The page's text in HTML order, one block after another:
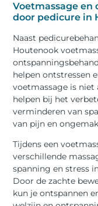
Voetmassage
door pedicure in
Naast
Houtenook
helpen ontstressen
voetmassage is niet
helpen bij het
verminderen van
van pijn en
Tijdens een
verschillende
spanning en stress
Door de zachte
kun je ontspannen